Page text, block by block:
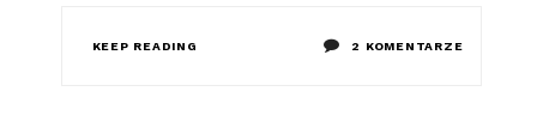
KEEP READING 2 KOMENTARZEDO